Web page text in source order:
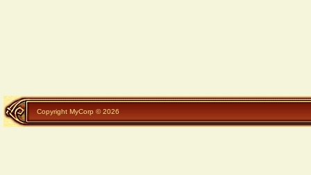
Copyright MyCorp © 2026